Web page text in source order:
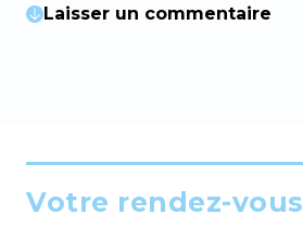
Laisser un commentaire
Votre rendez-vous